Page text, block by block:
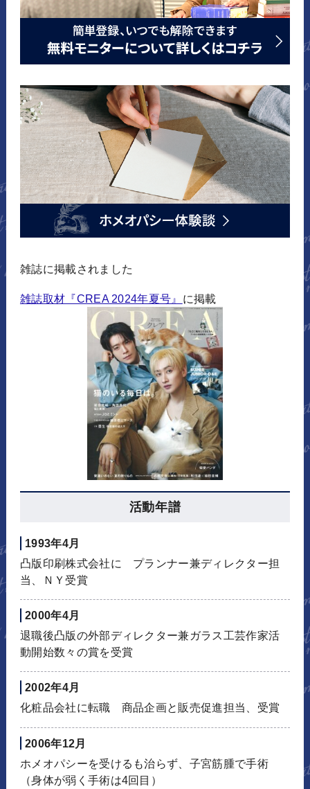
雑誌に掲載されました
雑誌取材『CREA 2024年夏号』 に掲載
活動年譜
1993年4月
凸版印刷株式会社に プランナー兼ディレクター担
当、ＮＹ受賞
2000年4月
退職後凸版の外部ディレクター兼ガラス工芸作家活
動開始数々の賞を受賞
2002年4月
化粧品会社に転職 商品企画と販売促進担当、受賞
2006年12月
ホメオパシーを受けるも治らず、子宮筋腫で手術
（身体が弱く手術は4回目）